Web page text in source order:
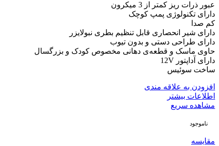
عبور ذرات ریز کمتر از 3 میکرون
دارای تکنولوژی پمپ کوچک
کم‌ صدا
دارای شیر انحصاری قابل تنظیم بطری نبولایزر
دارای طراحی دستی و بدون تیوب
حاوی ماسک و قطعه‌ی دهانی مخصوص کودک و بزرگسال
دارای آداپتور 12V
ساخت سوئیس
افزودن به علاقه مندی
اطلاعات بیشتر
مشاهده سریع
ناموجود
مقایسه